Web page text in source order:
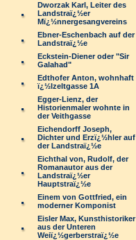
Dworzak Karl, Leiter des
Landstraï¿½er
Mï¿½nnergesangvereins
Ebner-Eschenbach auf der
Landstraï¿½e
Eckstein-Diener oder "Sir
Galahad"
Edthofer Anton, wohnhaft
ï¿½lzeltgasse 1A
Egger-Lienz, der
Historienmaler wohnte in
der Veithgasse
Eichendorff Joseph,
Dichter und Erzï¿½hler auf
der Landstraï¿½e
Eichthal von, Rudolf, der
Romanautor aus der
Landstraï¿½er
Hauptstraï¿½e
Einem von Gottfried, ein
moderner Komponist
Eisler Max, Kunsthistoriker
aus der Unteren
Weiï¿½gerberstraï¿½e